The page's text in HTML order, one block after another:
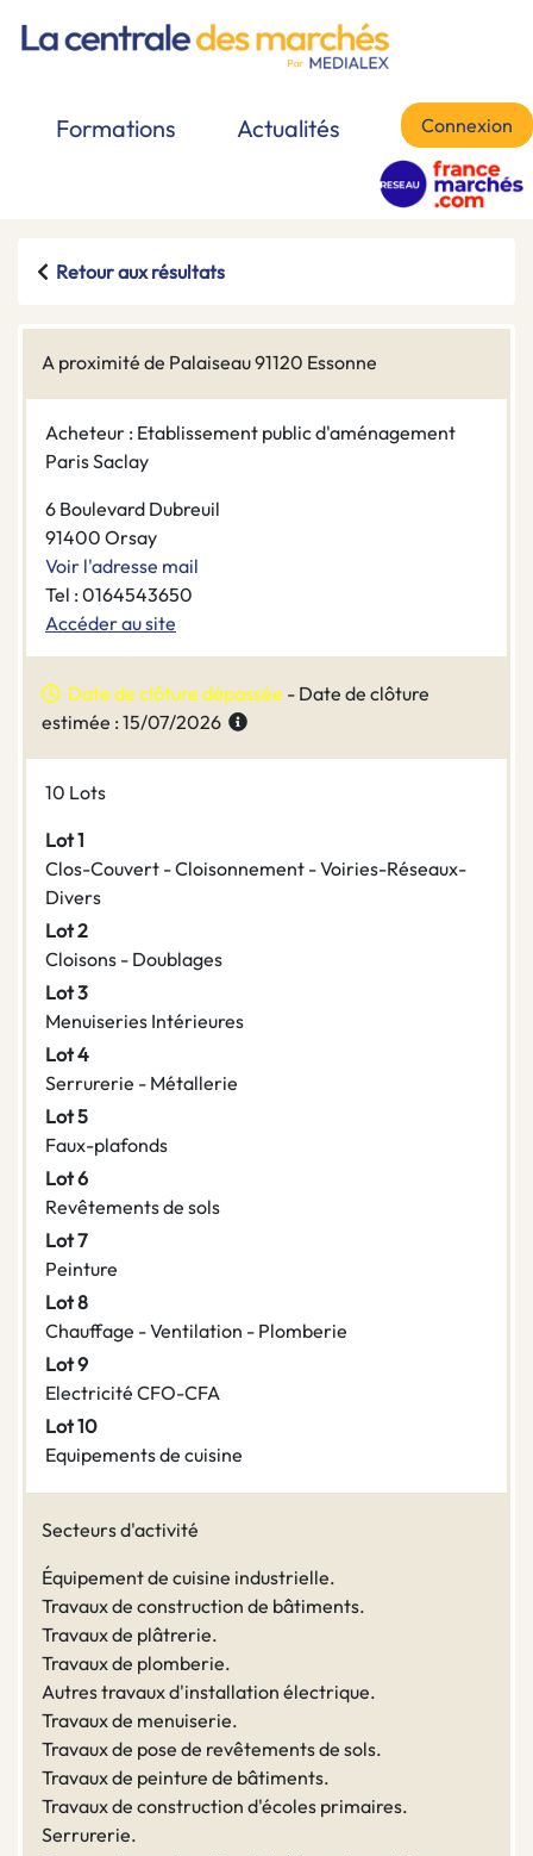
Formations Actualités Connexion
Retour aux résultats
A proximité de Palaiseau 91120 Essonne
Acheteur : Etablissement public d'aménagement
Paris Saclay
6 Boulevard Dubreuil
91400 Orsay
Voir l'adresse mail
Tel : 0164543650
Accéder au site
Date de clôture dépassée - Date de clôture
estimée : 15/07/2026
10 Lots
Lot 1
Clos-Couvert - Cloisonnement - Voiries-Réseaux-
Divers
Lot 2
Cloisons - Doublages
Lot 3
Menuiseries Intérieures
Lot 4
Serrurerie - Métallerie
Lot 5
Faux-plafonds
Lot 6
Revêtements de sols
Lot 7
Peinture
Lot 8
Chauffage - Ventilation - Plomberie
Lot 9
Electricité CFO-CFA
Lot 10
Equipements de cuisine
Secteurs d'activité
Équipement de cuisine industrielle.
Travaux de construction de bâtiments.
Travaux de plâtrerie.
Travaux de plomberie.
Autres travaux d'installation électrique.
Travaux de menuiserie.
Travaux de pose de revêtements de sols.
Travaux de peinture de bâtiments.
Travaux de construction d'écoles primaires.
Serrurerie.